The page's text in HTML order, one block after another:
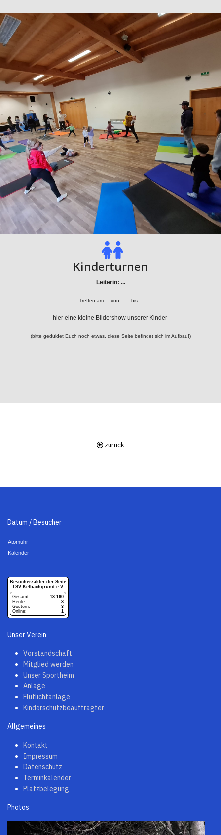
Kinderturnen
Leiterin: ...
Treffen am ... von ... bis ...
- hier eine kleine Bildershow unserer Kinder -
(bitte geduldet Euch noch etwas, diese Seite befindet sich im Aufbau!)
zurück
Datum / Besucher
Atomuhr
Kalender
BZ
Unser Verein
Vorstandschaft
Mitglied werden
Unser Sportheim
Anlage
Flutlichtanlage
Kinderschutzbeauftragter
Allgemeines
Kontakt
Impressum
Datenschutz
Terminkalender
Platzbelegung
Photos